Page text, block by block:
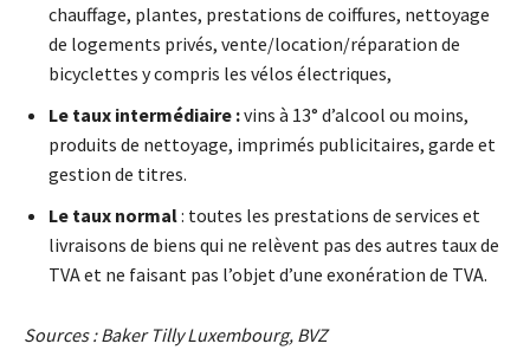
chauffage, plantes, prestations de coiffures, nettoyage
de logements privés, vente/location/réparation de
bicyclettes y compris les vélos électriques,
Le taux intermédiaire :vins à 13° d’alcool ou moins,
produits de nettoyage, imprimés publicitaires, garde et
gestion de titres.
Le taux normal: toutes les prestations de services et
livraisons de biens qui ne relèvent pas des autres taux de
TVA et ne faisant pas l’objet d’une exonération de TVA.
Sources : Baker Tilly Luxembourg, BVZ